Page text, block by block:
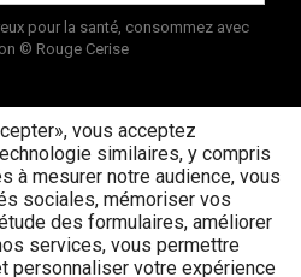
pour la santé, consommez avec
© Rouge Cerise
vous acceptez
similaires, y compris
à mesurer notre audience, vous
sociales, mémoriser vos
des formulaires, améliorer
services, vous permettre
personnaliser votre expérience